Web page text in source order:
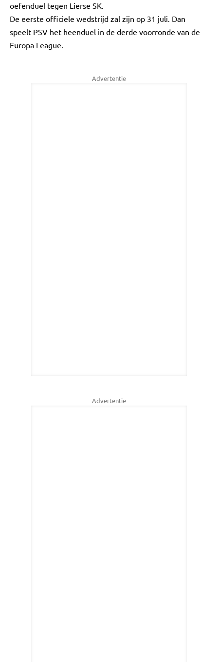
oefenduel tegen Lierse SK.
De eerste officiele wedstrijd zal zijn op 31 juli. Dan
speelt PSV het heenduel in de derde voorronde van de
Europa League.
Advertentie
Advertentie